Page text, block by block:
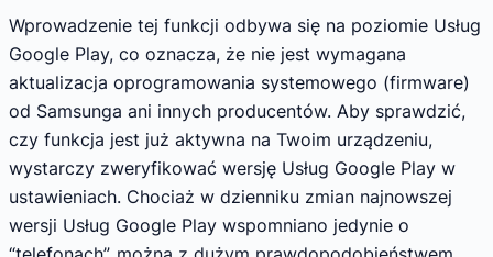
Wprowadzenie tej funkcji odbywa się na poziomie Usług
Google Play, co oznacza, że nie jest wymagana
aktualizacja oprogramowania systemowego (firmware)
od Samsunga ani innych producentów. Aby sprawdzić,
czy funkcja jest już aktywna na Twoim urządzeniu,
wystarczy zweryfikować wersję Usług Google Play w
ustawieniach. Chociaż w dzienniku zmian najnowszej
wersji Usług Google Play wspomniano jedynie o